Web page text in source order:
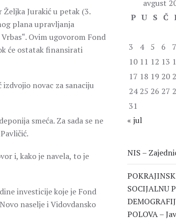
Jurakić u petak (3.
plana upravljanja
Ovim ugovorom Fond
će ostatak finansirati
novac za sanaciju
smeća. Za sada se ne
i, kako je navela, to je
investicije koje je Fond
naselje i Vidovdansko
avgust
P U S Č
3
4 5 6 7
10 11 12 13
17 18 19 20
24 25 26 27
31
« jul
NIS –
SOCIJALNU
POLOVA –